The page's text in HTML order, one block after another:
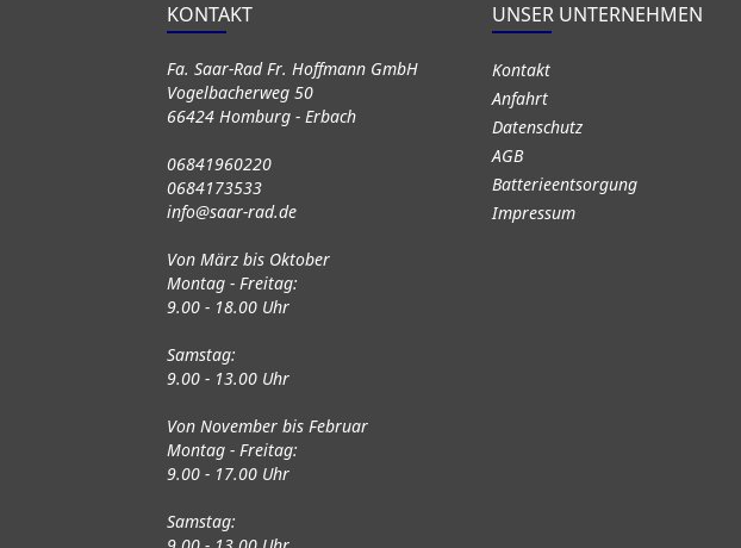
KONTAKT
Fa. Saar-Rad Fr. Hoffmann GmbH
Vogelbacherweg 50
66424 Homburg - Erbach
06841960220
0684173533
info@saar-rad.de
Von März bis Oktober
Montag - Freitag:
9.00 - 18.00 Uhr
Samstag:
9.00 - 13.00 Uhr
Von November bis Februar
Montag - Freitag:
9.00 - 17.00 Uhr
Samstag:
UNSER UNTERNEHMEN
Kontakt
Anfahrt
Datenschutz
AGB
Batterieentsorgung
Impressum